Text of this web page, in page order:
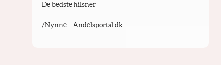
De bedste hilsner
/Nynne – Andelsportal.dk